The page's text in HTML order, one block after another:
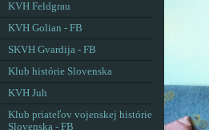
KVH Feldgrau
KVH Golian - FB
SKVH Gvardija - FB
Klub histórie Slovenska
KVH Juh
Klub priateľov vojenskej histórie
Slovenska - FB